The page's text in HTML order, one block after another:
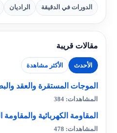
الدورات في الدقيقة الراديان
مقالات قريبة
الأحدث الأكثر مشاهدة
الموجات المستقرة والعقد
المشاهدات: 384
المقاومة الكهربائية
المشاهدات: 478